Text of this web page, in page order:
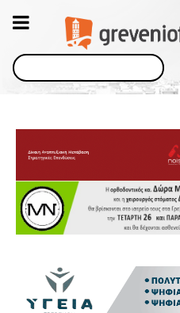
Αναζήτηση